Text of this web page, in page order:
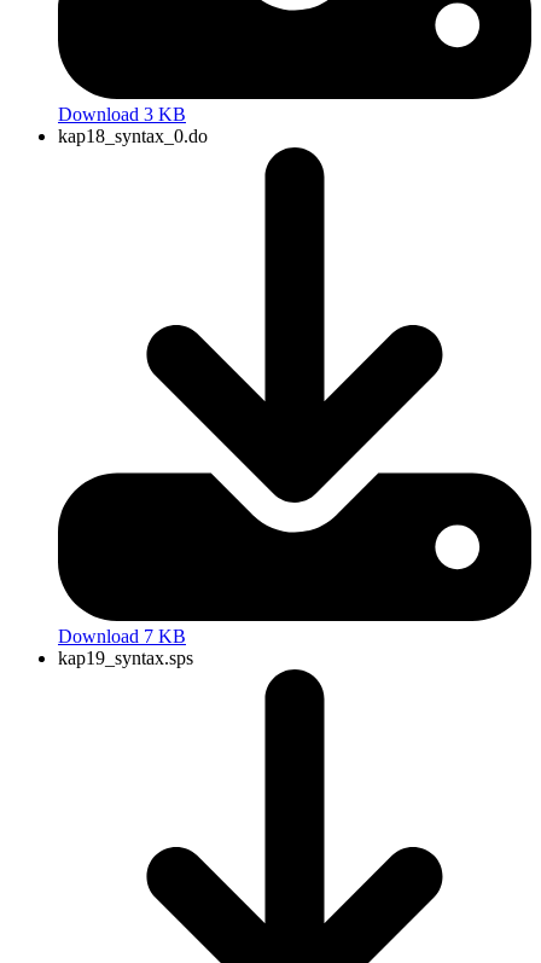
Download 3 KB
kap18_syntax_0.do
Download 7 KB
kap19_syntax.sps